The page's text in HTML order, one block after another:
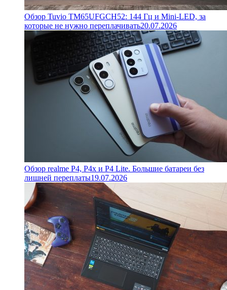
Обзор Tuvio TM65UFGCH52: 144 Гц и Mini-LED, за
которые не нужно переплачивать20.07.2026
Обзор realme P4, P4x и P4 Lite. Большие батареи без
лишней переплаты19.07.2026